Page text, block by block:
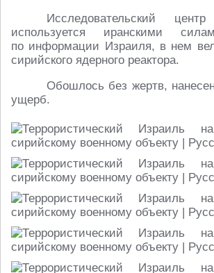
Исследовательский
используется иранскими
по информации Израиля, в нем
сирийского ядерного реактора.
Обошлось без жертв,
ущерб.